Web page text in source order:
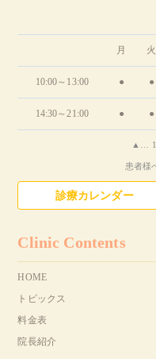
月 火
10:00～13:00 ● ●
14:30～21:00 ● ●
▲…
患者様
診療カレンダー
Clinic Contents
HOME
トピックス
料金表
院長紹介